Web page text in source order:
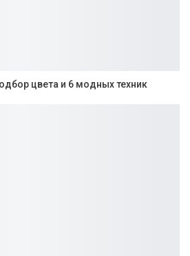
цвета и 6 модных техник